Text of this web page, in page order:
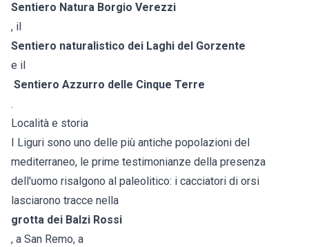
Sentiero Natura Borgio Verezzi
, il
Sentiero naturalistico dei Laghi del Gorzente
e il
Sentiero Azzurro delle Cinque Terre
.
Località e storia
I Liguri sono uno delle più antiche popolazioni del
mediterraneo, le prime testimonianze della presenza
dell'uomo risalgono al paleolitico: i cacciatori di orsi
lasciarono tracce nella
grotta dei Balzi Rossi
, a San Remo, a